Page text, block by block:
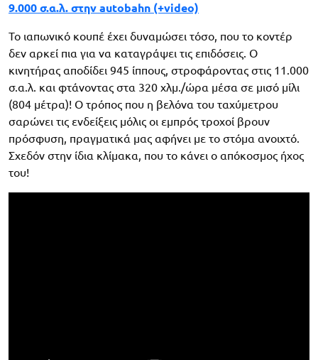
9.000 σ.α.λ. στην autobahn (+video)
Το ιαπωνικό κουπέ έχει δυναμώσει τόσο, που το κοντέρ
δεν αρκεί πια για να καταγράψει τις επιδόσεις. Ο
κινητήρας αποδίδει 945 ίππους, στροφάροντας στις 11.000
σ.α.λ. και φτάνοντας στα 320 χλμ./ώρα μέσα σε μισό μίλι
(804 μέτρα)! Ο τρόπος που η βελόνα του ταχύμετρου
σαρώνει τις ενδείξεις μόλις οι εμπρός τροχοί βρουν
πρόσφυση, πραγματικά μας αφήνει με το στόμα ανοιχτό.
Σχεδόν στην ίδια κλίμακα, που το κάνει ο απόκοσμος ήχος
του!